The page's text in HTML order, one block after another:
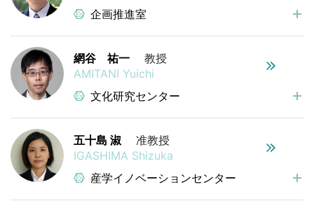
企画推進室
網谷 祐一
教授
AMITANI Yuichi
文化研究センター
五十島 淑
准教授
IGASHIMA Shizuka
産学イノベーションセンター